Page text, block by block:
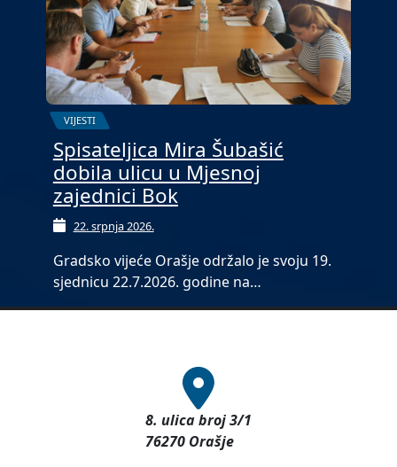
VIJESTI
Spisateljica Mira Šubašić
dobila ulicu u Mjesnoj
zajednici Bok
22. srpnja 2026.
Gradsko vijeće Orašje održalo je svoju 19.
sjednicu 22.7.2026. godine na…
8. ulica broj 3/1
76270 Orašje